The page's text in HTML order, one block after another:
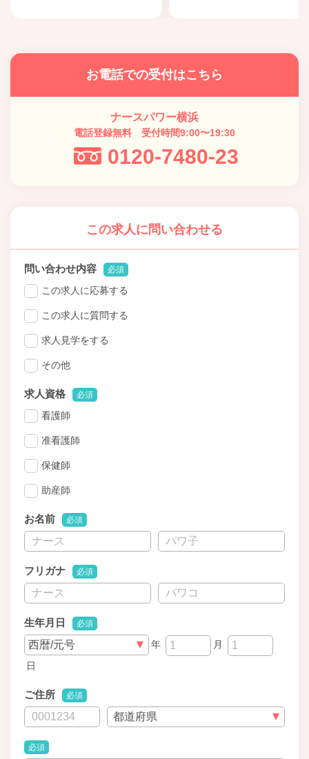
お電話での受付はこちら
ナースパワー横浜
電話登録無料 受付時間9:00〜19:30
0120-7480-23
この求人に問い合わせる
問い合わせ内容 必須
この求人に応募する
この求人に質問する
求人見学をする
その他
求人資格 必須
看護師
准看護師
保健師
助産師
お名前 必須
フリガナ 必須
生年月日 必須
年
月
日
ご住所 必須
必須